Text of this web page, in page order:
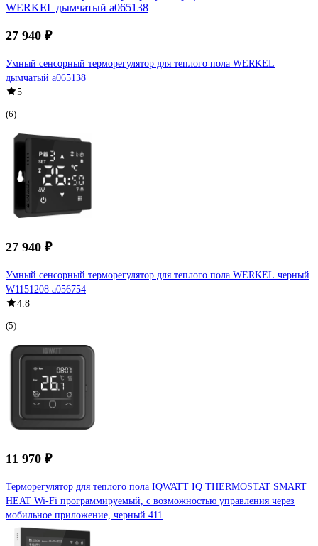
27 940 ₽
Умный сенсорный терморегулятор для теплого пола WERKEL
дымчатый a065138
5
(6)
27 940 ₽
Умный сенсорный терморегулятор для теплого пола WERKEL черный
W1151208 a056754
4.8
(5)
11 970 ₽
Терморегулятор для теплого пола IQWATT IQ THERMOSTAT SMART
HEAT Wi-Fi программируемый, с возможностью управления через
мобильное приложение, черный 411